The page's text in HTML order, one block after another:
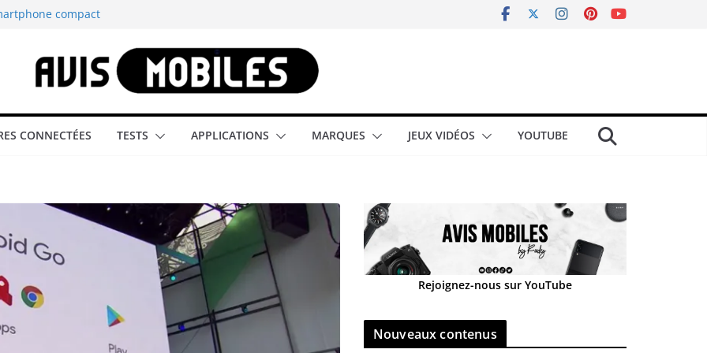
compact
tous les
smartphone
CONNECTÉES TESTS APPLICATIONS MARQUES JEUX VIDÉOS YOUTUBE
Rejoignez-nous sur YouTube
Nouveaux contenus